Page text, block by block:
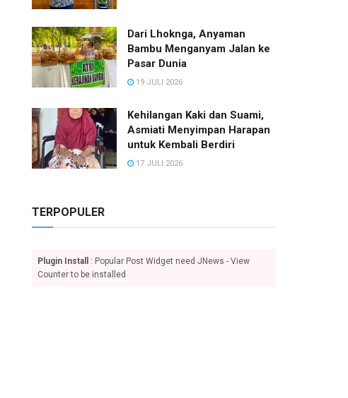
Dari Lhoknga, Anyaman
Bambu Menganyam Jalan ke
Pasar Dunia
19 JULI 2026
Kehilangan Kaki dan Suami,
Asmiati Menyimpan Harapan
untuk Kembali Berdiri
17 JULI 2026
TERPOPULER
Plugin Install
: Popular Post Widget need JNews - View
Counter to be installed